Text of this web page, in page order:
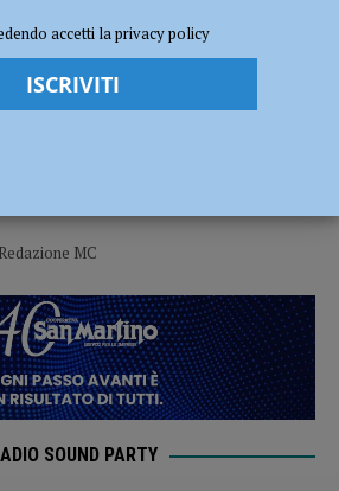
maggio a Piacenza tra incontri, musica e
paesaggi” dal 20 al 26
Redazione MC
SOUND PARTY
accetti la privacy policy